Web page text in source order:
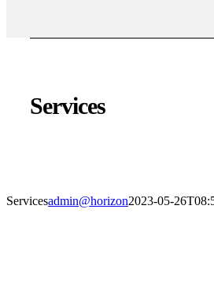
Services
Servicesadmin@horizon2023-05-